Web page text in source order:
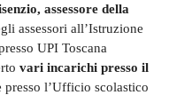
assessore della
assessori all’Istruzione
UPI Toscana
vari incarichi presso il
presso l’Ufficio scolastico